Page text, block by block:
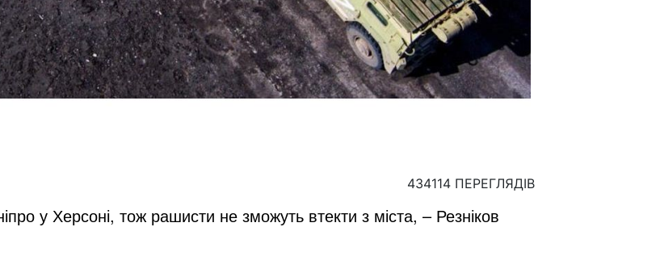
434114 ПЕРЕГЛЯДІВ
у Херсоні, тож рашисти не зможуть втекти з міста, – Резніков